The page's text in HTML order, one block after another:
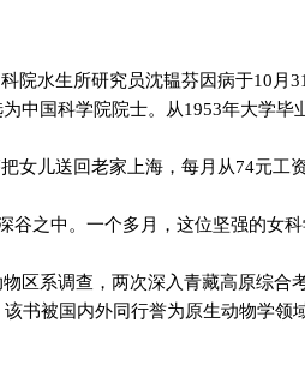
院水生所研究员沈韫芬因病于10 月 31
中国科学院院士。从1953年大学毕
女儿送回老家上海，每月从74元工
谷之中。一个多月，这位坚强的女
物区系调查，两次深入青藏高原综
书被国内外同行誉为原生动物学领